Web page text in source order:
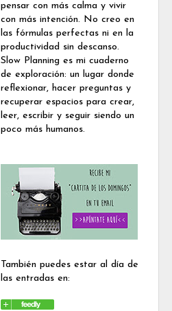
pensar con más calma y vivir
con más intención. No creo en
las fórmulas perfectas ni en la
productividad sin descanso.
Slow Planning es mi cuaderno
de exploración: un lugar donde
reflexionar, hacer preguntas y
recuperar espacios para crear,
leer, escribir y seguir siendo un
poco más humanos.
También puedes estar al día de
las entradas en: